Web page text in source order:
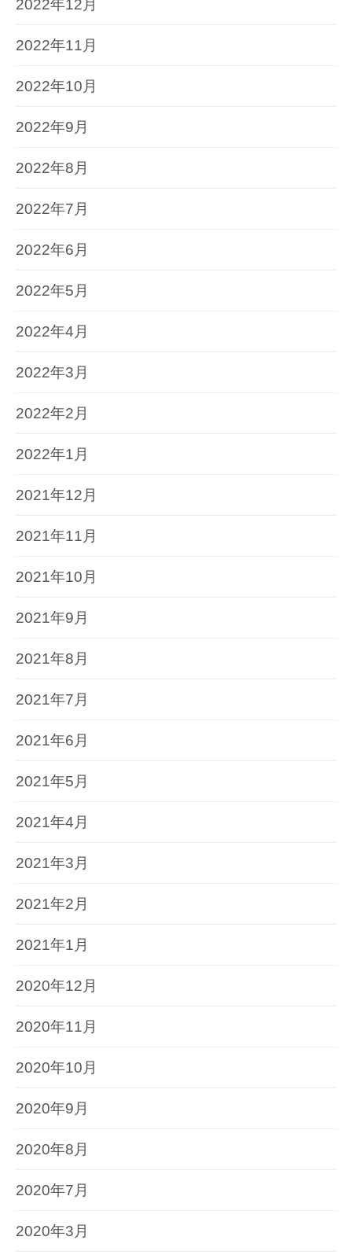
2022年12月
2022年11月
2022年10月
2022年9月
2022年8月
2022年7月
2022年6月
2022年5月
2022年4月
2022年3月
2022年2月
2022年1月
2021年12月
2021年11月
2021年10月
2021年9月
2021年8月
2021年7月
2021年6月
2021年5月
2021年4月
2021年3月
2021年2月
2021年1月
2020年12月
2020年11月
2020年10月
2020年9月
2020年8月
2020年7月
2020年3月